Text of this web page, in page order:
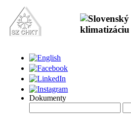
Dokumenty